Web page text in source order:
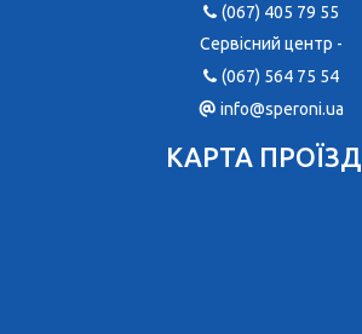
(067) 405 79 55
Сервісний центр -
(067) 564 75 54
info@speroni.ua
КАРТА